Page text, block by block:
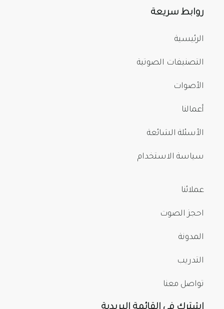
روابط سريعة
الرئيسية
التصنيفات الصوتية
الأصوات
أعمالنا
الأسئلة الشائعة
سياسة الاستخدام
عملائنا
احجز الصوت
المدونة
التدريب
تواصل معنا